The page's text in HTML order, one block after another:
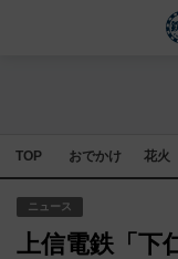
TOP おでかけ 花火
ニュース
上信電鉄「下